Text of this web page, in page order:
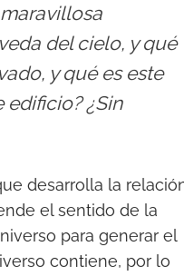
del cielo, y qué
y qué es este
edificio? ¿Sin
desarrolla la
el sentido de la
para generar el
contiene, por lo